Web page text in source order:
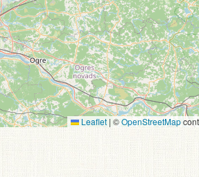
Leaflet | ©OpenStreetMap